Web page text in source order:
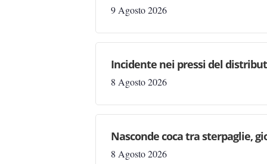
9 Agosto 2026
Incidente nei pressi del
8 Agosto 2026
Nasconde coca tra sterpaglie,
8 Agosto 2026